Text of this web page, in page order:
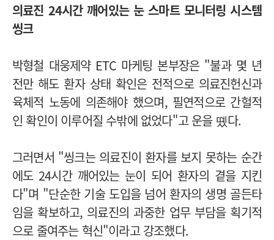
의료진 24시간 깨어있는 눈 스마트 모니터링 시스템
씽크
박형철 대웅제약 ETC 마케팅 본부장은 "불과 몇 년
전만 해도 환자 상태 확인은 전적으로 의료진헌신과
육체적 노동에 의존해야 했으며, 필연적으로 간헐적
인 확인이 이루어질 수밖에 없었다"고 운을 똈다.
그러면서 "씽크는 의료진이 환자를 보지 못하는 순간
에도 24시간 깨어있는 눈이 되어 환자의 곁을 지킨
다"며 "단순한 기술 도입을 넘어 환자의 생명 골든타
임을 확보하고, 의료진의 과중한 업무 부담을 획기적
으로 줄여주는 혁신"이라고 강조했다.